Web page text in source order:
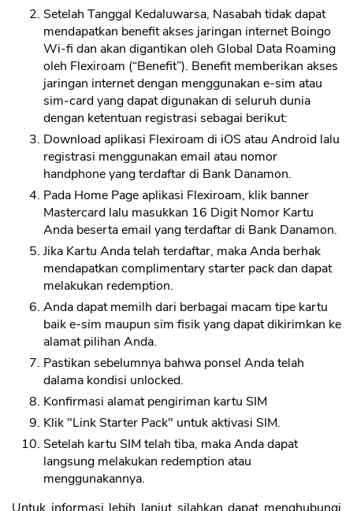
Setelah Tanggal Kedaluwarsa, Nasabah tidak dapat
mendapatkan benefit akses jaringan internet Boingo
Wi-fi dan akan digantikan oleh Global Data Roaming
oleh Flexiroam (“Benefit”). Benefit memberikan akses
jaringan internet dengan menggunakan e-sim atau
sim-card yang dapat digunakan di seluruh dunia
dengan ketentuan registrasi sebagai berikut:
Download aplikasi Flexiroam di iOS atau Android lalu
registrasi menggunakan email atau nomor
handphone yang terdaftar di Bank Danamon.
Pada Home Page aplikasi Flexiroam, klik banner
Mastercard lalu masukkan 16 Digit Nomor Kartu
Anda beserta email yang terdaftar di Bank Danamon.
Jika Kartu Anda telah terdaftar, maka Anda berhak
mendapatkan complimentary starter pack dan dapat
melakukan redemption.
Anda dapat memilh dari berbagai macam tipe kartu
baik e-sim maupun sim fisik yang dapat dikirimkan ke
alamat pilihan Anda.
Pastikan sebelumnya bahwa ponsel Anda telah
dalama kondisi unlocked.
Konfirmasi alamat pengiriman kartu SIM
Klik "Link Starter Pack" untuk aktivasi SIM.
Setelah kartu SIM telah tiba, maka Anda dapat
langsung melakukan redemption atau
menggunakannya.